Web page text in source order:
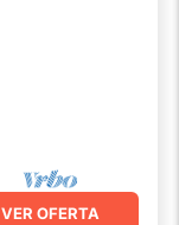
VER OFERTA